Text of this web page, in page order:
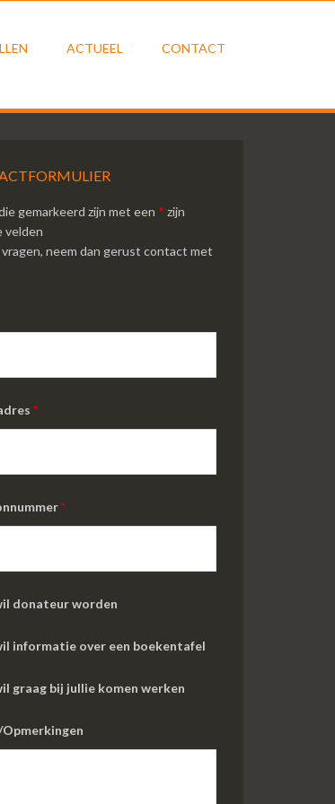
ACTUEEL CONTACT
gemarkeerd zijn met een * zijn
velden
neem dan gerust contact met
*
*
donateur worden
informatie over een boekentafel
graag bij jullie komen werken